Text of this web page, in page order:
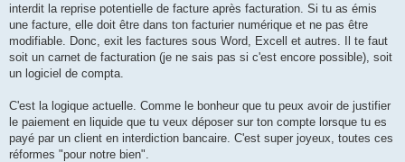
interdit la reprise potentielle de facture après facturation. Si tu as émis
une facture, elle doit être dans ton facturier numérique et ne pas être
modifiable. Donc, exit les factures sous Word, Excell et autres. Il te faut
soit un carnet de facturation (je ne sais pas si c'est encore possible), soit
un logiciel de compta.
C'est la logique actuelle. Comme le bonheur que tu peux avoir de justifier
le paiement en liquide que tu veux déposer sur ton compte lorsque tu es
payé par un client en interdiction bancaire. C'est super joyeux, toutes ces
réformes "pour notre bien".